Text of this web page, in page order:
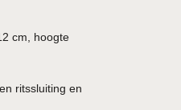
cm, hoogte
ritssluiting en